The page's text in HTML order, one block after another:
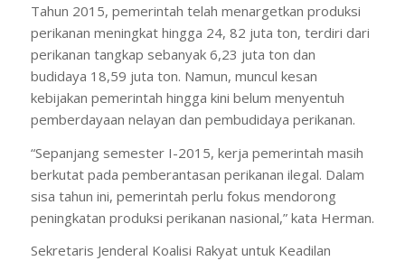
Tahun 2015, pemerintah telah menargetkan produksi
perikanan meningkat hingga 24, 82 juta ton, terdiri dari
perikanan tangkap sebanyak 6,23 juta ton dan
budidaya 18,59 juta ton. Namun, muncul kesan
kebijakan pemerintah hingga kini belum menyentuh
pemberdayaan nelayan dan pembudidaya perikanan.
“Sepanjang semester I-2015, kerja pemerintah masih
berkutat pada pemberantasan perikanan ilegal. Dalam
sisa tahun ini, pemerintah perlu fokus mendorong
peningkatan produksi perikanan nasional,” kata Herman.
Sekretaris Jenderal Koalisi Rakyat untuk Keadilan